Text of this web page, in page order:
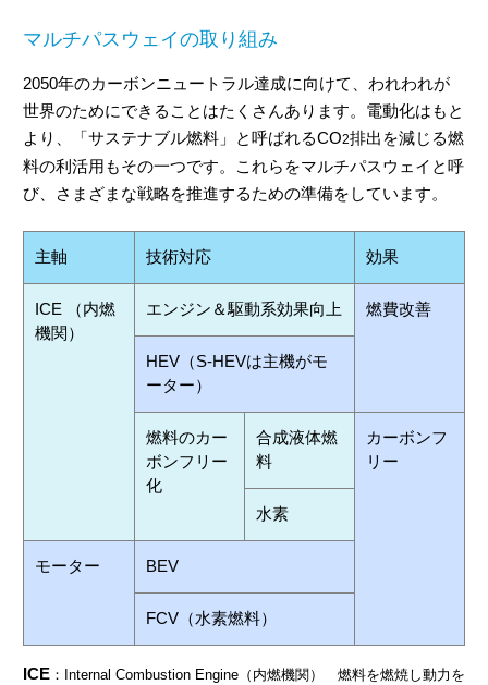
マルチパスウェイの取り組み
2050年のカーボンニュートラル達成に向けて、われわれが
世界のためにできることはたくさんあります。電動化はもと
より、「サステナブル燃料」と呼ばれるCO2排出を減じる燃
料の利活用もその一つです。これらをマルチパスウェイと呼
び、さまざまな戦略を推進するための準備をしています。
主軸 技術対応 効果
ICE （内燃
機関）
エンジン＆駆動系効果向上 燃費改善
HEV（S-HEVは主機がモ
ーター）
燃料のカー
ボンフリー
化
合成液体燃
料
カーボンフ
リー
水素
モーター BEV
FCV（水素燃料）
ICE ：Internal Combustion Engine（内燃機関） 燃料を燃焼し動力を